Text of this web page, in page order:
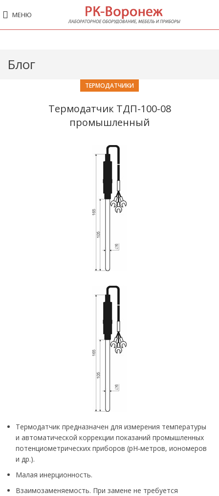
МЕНЮ
Блог
ТЕРМОДАТЧИКИ
Термодатчик ТДП-100-08
промышленный
Термодатчик предназначен для измерения температуры
и автоматической коррекции показаний промышленных
потенциометрических приборов (рН‑метров, иономеров
и др.).
Малая инерционность.
Взаимозаменяемость. При замене не требуется